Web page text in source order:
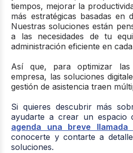
tiempos, mejorar la
más estratégicas basadas en
Nuestras soluciones están
a las necesidades de tu
administración eficiente en
Así que, para optimizar
empresa, las soluciones
gestión de asistencia traen
Si quieres descubrir más
ayudarte a crear un espacio
agenda una breve llamada
conocerte y contarte a
soluciones.